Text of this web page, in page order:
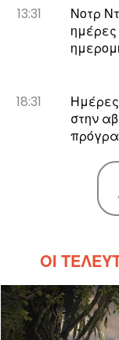
13:31
Νοτρ
ημέρες
18:31
στην
ΟΙ